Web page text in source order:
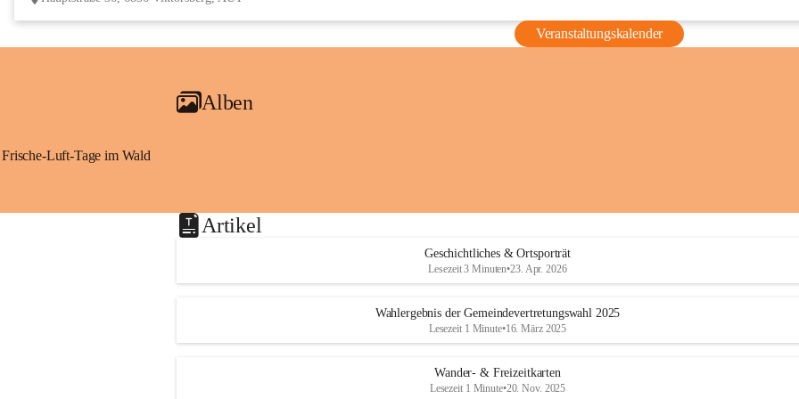
Veranstaltungskalender
Alben
Frische-Luft-Tage im Wald
Artikel
Geschichtliches & Ortsporträt
Lesezeit 3 Minuten•23. Apr. 2026
Wahlergebnis der Gemeindevertretungswahl 2025
Lesezeit 1 Minute•16. März 2025
Wander- & Freizeitkarten
Lesezeit 1 Minute•20. Nov. 2025